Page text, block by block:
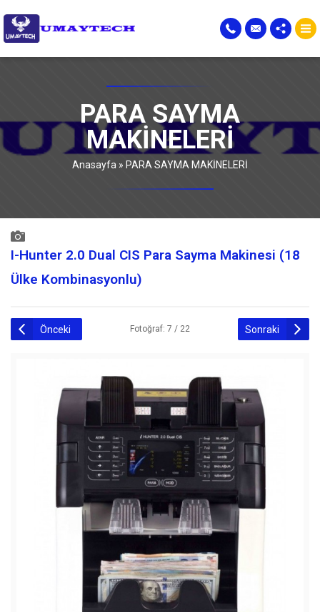
PARA SAYMA
MAKİNELERİ
Anasayfa » PARA SAYMA MAKİNELERİ
I-Hunter 2.0 Dual CIS Para Sayma Makinesi (18
Ülke Kombinasyonlu)
Önceki Fotoğraf: 7 / 22 Sonraki